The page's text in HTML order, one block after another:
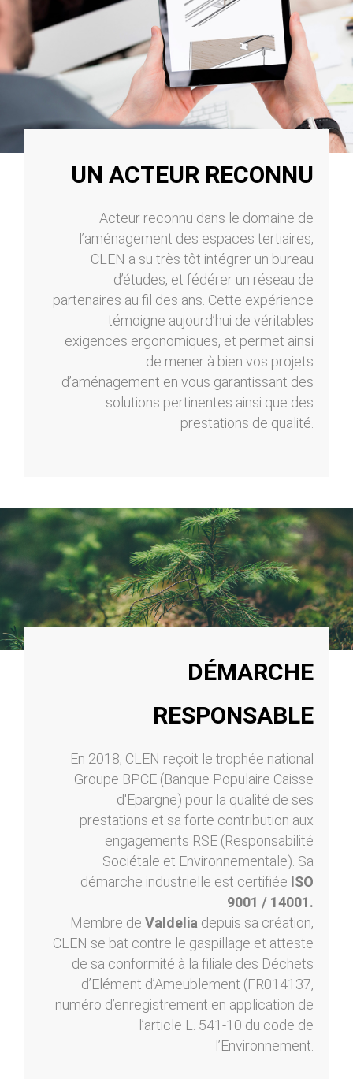
UN ACTEUR RECONNU
Acteur reconnu dans le domaine de
l’aménagement des espaces tertiaires,
CLEN a su très tôt intégrer un bureau
d’études, et fédérer un réseau de
partenaires au fil des ans. Cette expérience
témoigne aujourd’hui de véritables
exigences ergonomiques, et permet ainsi
de mener à bien vos projets
d’aménagement en vous garantissant des
solutions pertinentes ainsi que des
prestations de qualité.
DÉMARCHE
RESPONSABLE
En 2018, CLEN reçoit le trophée national
Groupe BPCE (Banque Populaire Caisse
d'Epargne) pour la qualité de ses
prestations et sa forte contribution aux
engagements RSE (Responsabilité
Sociétale et Environnementale). Sa
démarche industrielle est certifiée ISO
9001 / 14001.
Membre de Valdelia depuis sa création,
CLEN se bat contre le gaspillage et atteste
de sa conformité à la filiale des Déchets
d’Elément d’Ameublement (FR014137,
numéro d’enregistrement en application de
l’article L. 541-10 du code de
l’Environnement.